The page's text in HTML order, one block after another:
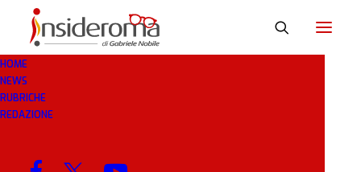
HOME
NEWS
RUBRICHE
REDAZIONE
IMBATTIBILE